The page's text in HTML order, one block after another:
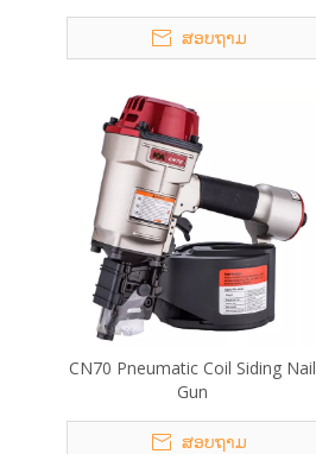
ສອບຖາມ
CN70 Pneumatic Coil Siding Nail
Gun
ສອບຖາມ